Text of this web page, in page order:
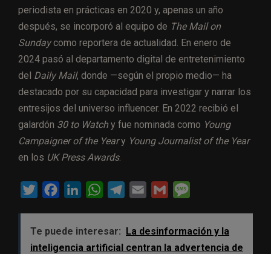
periodista en prácticas en 2020 y, apenas un año
después, se incorporó al equipo de The Mail on
Sundaycomo reportera de actualidad. En enero de
2024 pasó al departamento digital de entretenimiento
del Daily Mail, donde —según el propio medio— ha
destacado por su capacidad para investigar y narrar los
entresijos del universo influencer. En 2022 recibió el
galardón 30 to Watchy fue nominada como Young
Campaigner of the Yeary Young Journalist of the Year
en los UK Press Awards.
W
Te puede interesar: La desinformación y la
inteligencia artificial centran la advertencia de